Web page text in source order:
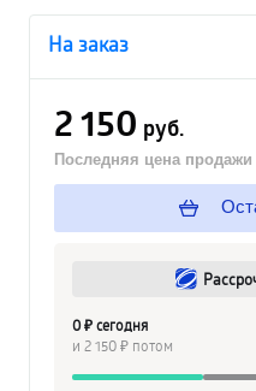
На заказ
2 150 руб.
Последняя цена продажи
0 ₽ сегодня
и 2 150 ₽ потом